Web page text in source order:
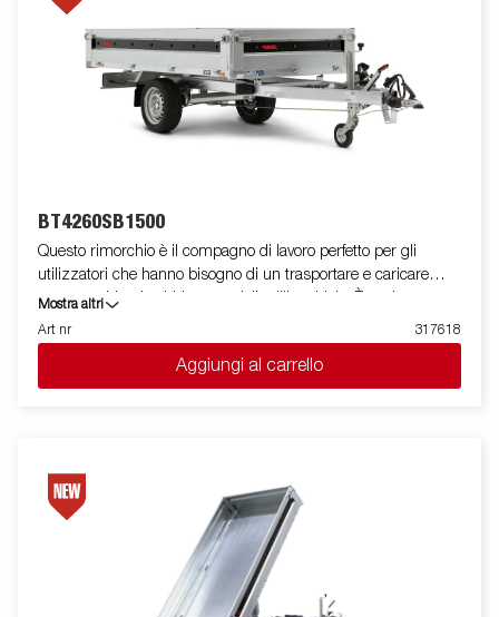
opzionali.
BT4260SB1500
Questo rimorchio è il compagno di lavoro perfetto per gli
utilizzatori che hanno bisogno di un trasportare e caricare
senza problemi sabbia, materiali edili o ghiaia. È anche
un'eccellente scelta per chi desidera trasportare legna da
ardere, fieno o un tosaerba. Il robusto ribaltabile monoasse
unidirezionale è dotato di un pianale in acciaio rinforzato e di un
ribaltabile idraulico manuale per una facile movimentazione. La
standard include le sponde laterali pieghevoli e rimovibili,
montanti su angolari rimovibili e dotate di bottoni per fissare i
teli per centina, rendendo il rimorchio flessibile e adattabile.
All'interno, ci sono sei anelli di ancoraggio integrati rivestiti in
gomma, ciascuno con un carico approvato di 500 kg, che
garantiscono un ancoraggio sicuro e stabile del carico.
Mostra altri
Art nr
317618
Aggiungi al carrello